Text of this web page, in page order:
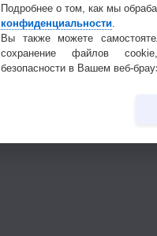
Подробнее о том, как мы
конфиденциальности.
Вы также можете
сохранение файлов
безопасности в Вашем веб-